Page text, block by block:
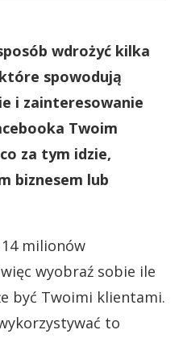
wdrożyć kilka
spowodują
i zainteresowanie
Twoim
za tym idzie,
biznesem lub
milionów
wyobraź sobie ile
być Twoimi klientami.
to